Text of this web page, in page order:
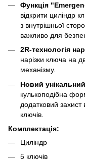
Функція
відкрити циліндр
з внутрішньої
важливо для
2R-технологія
нарізки ключа на
механізму.
Новий
кулькоподібна
додатковий захист
ключів.
Комплектація:
Циліндр
5 ключів